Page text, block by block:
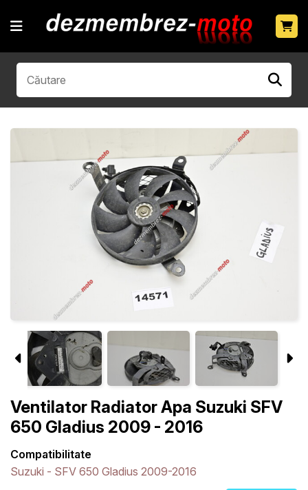
Ventilator Radiator Apa Suzuki SFV
650 Gladius 2009 - 2016
Compatibilitate
Suzuki - SFV 650 Gladius 2009-2016